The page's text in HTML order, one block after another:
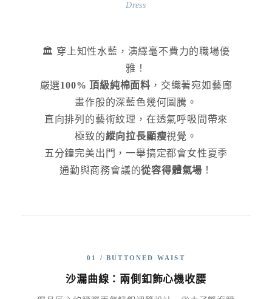
Dress
🏛️ 穿上知性水藍，演繹毫不費力的職場優
雅！
嚴選100% 頂級純棉面料 ，交織著宛如藝廊
畫作般的深藍色幾何圖騰。
直向排列的藝術紋理，在透氣呼吸間帶來
極致的縱向拉長顯瘦視覺。
五分鐘完美出門，一舉搞定都會女性夏季
通勤與商務會議的從容得體氣場 ！
01 / BUTTONED WAIST
沙漏曲線：兩側釦飾心機收腰